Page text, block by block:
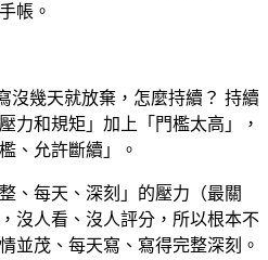
帳。
沒幾天就放棄，怎麼持續？ 持續
力和規矩」加上「門檻太高」，
、允許斷續」。
、每天、深刻」的壓力（最關
人看、沒人評分，所以根本不
並茂、每天寫、寫得完整深刻。